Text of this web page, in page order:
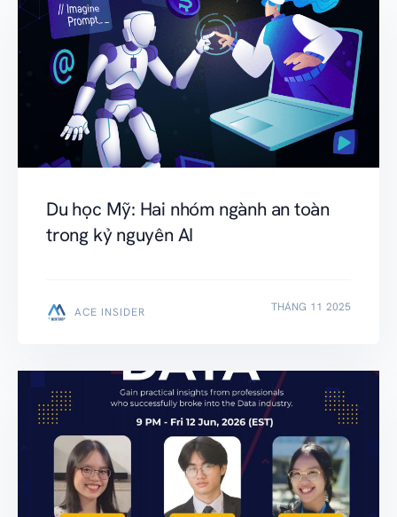
Du học Mỹ: Hai nhóm ngành an toàn
trong kỷ nguyên AI
ACE INSIDER THÁNG 11 2025